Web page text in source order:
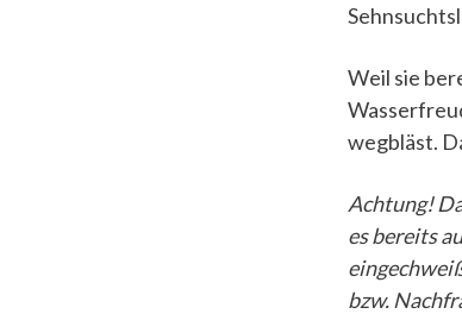
Weil sie
wegbläst.
Achtung!
es bereits
bzw.